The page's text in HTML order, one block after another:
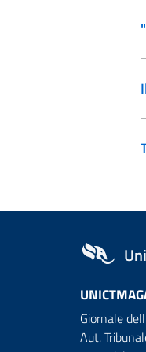
Giornale
Aut.